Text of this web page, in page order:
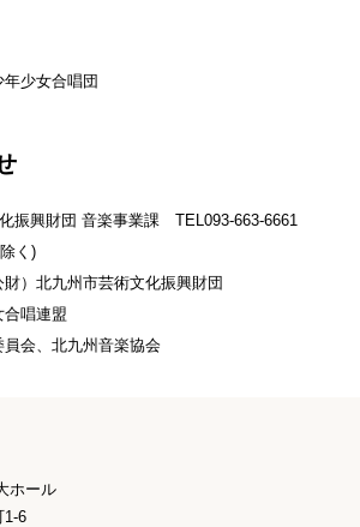
少女合唱団
振興財団 音楽事業課 TEL093-663-6661
く)
）北九州市芸術文化振興財団
合唱連盟
会、北九州音楽協会
ホール
1-6